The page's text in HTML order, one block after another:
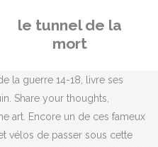
le tunnel de la
mort
la guerre 14-18, livre ses
Share your thoughts,
art. Encore un de ces fameux
vélos de passer sous cette